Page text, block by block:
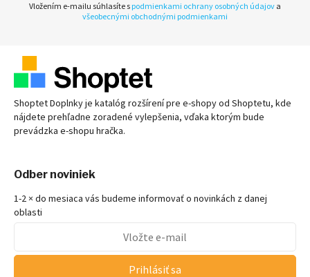
Vložením e-mailu súhlasíte s podmienkami ochrany osobných údajov a
všeobecnými obchodnými podmienkami
Shoptet Doplnky je katalóg rozšírení pre e-shopyod Shoptetu, kde
nájdete prehľadne zoradené vylepšenia, vďaka ktorým bude
prevádzka e-shopu hračka.
Odber noviniek
1-2 × do mesiaca vás budeme informovať o novinkách z danej
oblasti
Prihlásiť sa